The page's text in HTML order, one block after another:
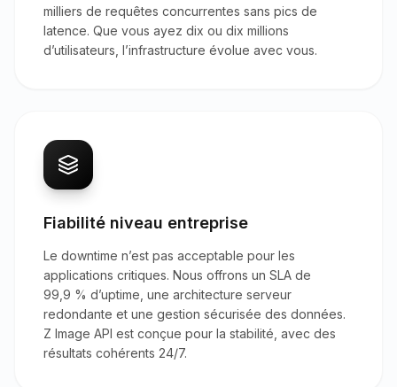
milliers de requêtes concurrentes sans pics de
latence. Que vous ayez dix ou dix millions
d’utilisateurs, l’infrastructure évolue avec vous.
Fiabilité niveau entreprise
Le downtime n’est pas acceptable pour les
applications critiques. Nous offrons un SLA de
99,9 % d’uptime, une architecture serveur
redondante et une gestion sécurisée des données.
Z Image API est conçue pour la stabilité, avec des
résultats cohérents 24/7.